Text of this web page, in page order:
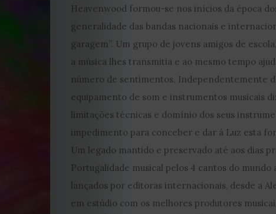
EDIÇÃO
DE
Heavenwood formou-se nos inícios da época
generalidade das bandas nacionais e
garagem”. Um grupo de jovens amigos de
a música lhes transmitia e ao mesmo tempo
número de sentimentos. Independentemente
equipamento de som e instrumentos musicais
limitações técnicas e domínio dos seus
impedimento para conceber e dar á Luz esta
Um legado mantido e preservado até aos dias
Portugalidade musical pelos 4 cantos do
lançados por editoras internacionais, desde a
em estúdio com os melhores produtores